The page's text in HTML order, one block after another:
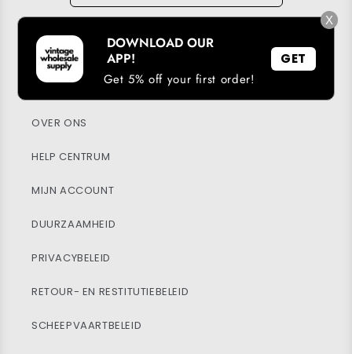
DOWNLOAD ONZE APP
LOYALITEITSPROGRAMMA
OVER ONS
HELP CENTRUM
MIJN ACCOUNT
DUURZAAMHEID
PRIVACYBELEID
RETOUR- EN RESTITUTIEBELEID
SCHEEPVAARTBELEID
X
DOWNLOAD OUR
APP!
Get 5% off your first order!
GET